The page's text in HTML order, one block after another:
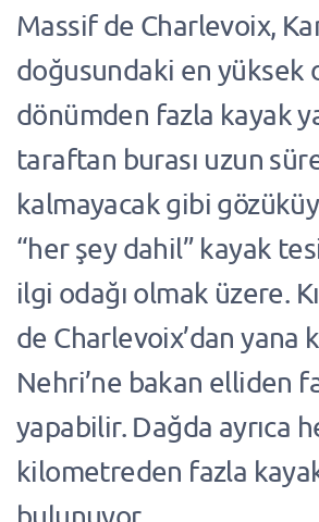
Massif de Charlevoix,
doğusundaki en yüksek
dönümden fazla kayak
taraftan burası uzun
kalmayacak gibi
“her şey dahil” kayak
ilgi odağı olmak üzere.
de Charlevoix’dan yana
Nehri’ne bakan elliden
yapabilir. Dağda ayrıca
kilometreden fazla